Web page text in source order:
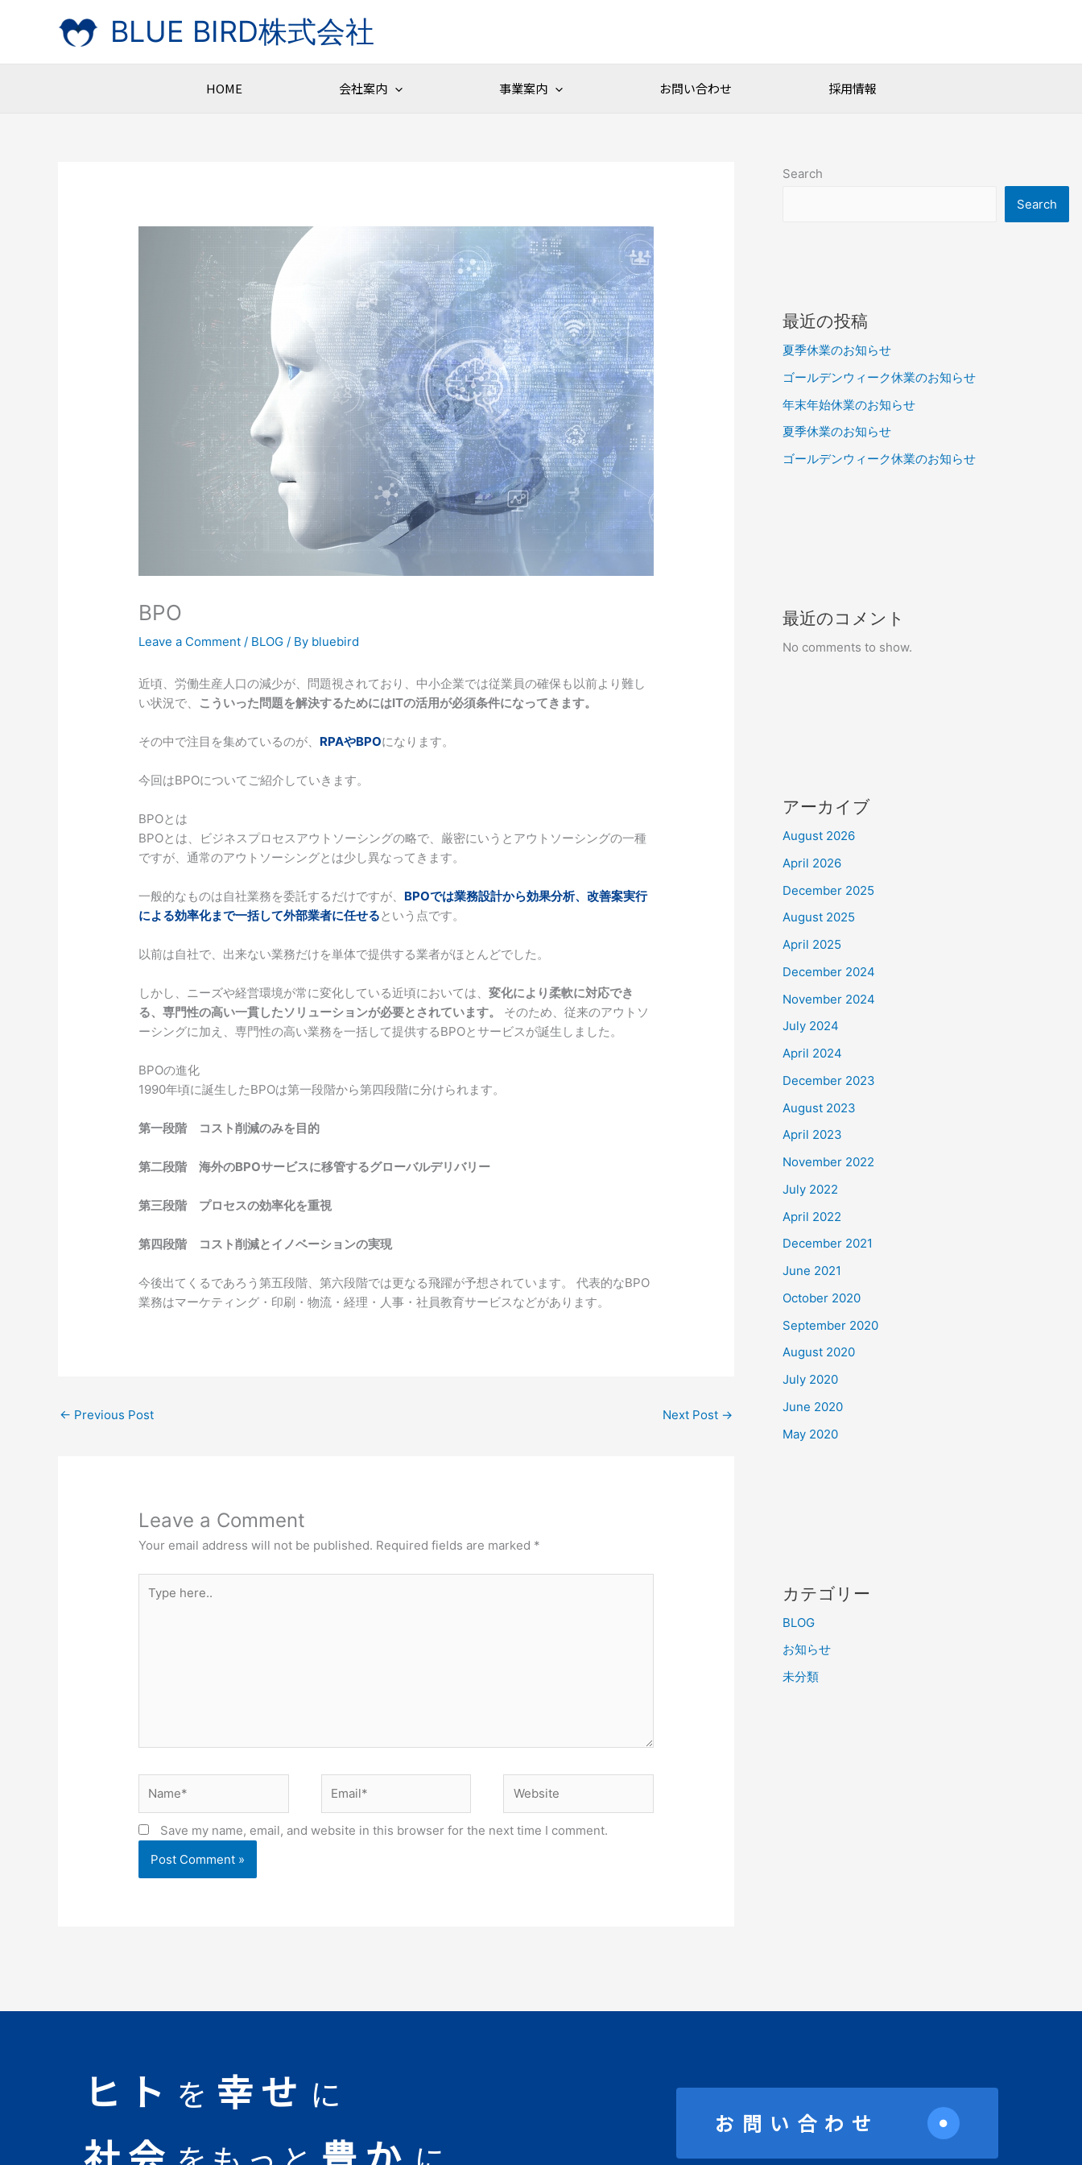
BLUE BIRD株式会社
HOME 会社案内 事業案内 お問い合わせ 採用情報
BPO
Leave a Comment / BLOG / By bluebird
近頃、労働生産人口の減少が、問題視されており、中小企業では従業員の確保も以前より難し
い状況で、
こういった問題を解決するためにはITの活用が必須条件になってきます。
その中で注目を集めているのが、 RPAやBPOになります。
今回はBPOについてご紹介していきます。
BPOとは
BPOとは、ビジネスプロセスアウトソーシングの略で、厳密にいうとアウトソーシングの一種
ですが、通常のアウトソーシングとは少し異なってきます。
一般的なものは自社業務を委託するだけですが、 BPOでは業務設計から効果分析、改善案実行
による効率化まで一括して外部業者に任せるという点です。
以前は自社で、出来ない業務だけを単体で提供する業者がほとんどでした。
しかし、ニーズや経営環境が常に変化している近頃においては、変化により柔軟に対応でき
る、専門性の高い一貫したソリューションが必要とされています。
そのため、従来のアウトソ
ーシングに加え、専門性の高い業務を一括して提供するBPOとサービスが誕生しました。
BPOの進化
1990年頃に誕生したBPOは第一段階から第四段階に分けられます。
第一段階 コスト削減のみを目的
第二段階 海外のBPOサービスに移管するグローバルデリバリー
第三段階 プロセスの効率化を重視
第四段階 コスト削減とイノベーションの実現
今後出てくるであろう第五段階、第六段階では更なる飛躍が予想されています。 代表的なBPO
業務はマーケティング・印刷・物流・経理・人事・社員教育サービスなどがあります。
← Previous Post Next Post →
Leave a Comment
Your email address will not be published. Required fields are marked *
here..
Save my name, email, and website in this browser for the next time I comment.
Search
Search
最近の投稿
夏季休業のお知らせ
ゴールデンウィーク休業のお知らせ
年末年始休業のお知らせ
夏季休業のお知らせ
ゴールデンウィーク休業のお知らせ
最近のコメント
No comments to show.
アーカイブ
August 2026
April 2026
December 2025
August 2025
April 2025
December 2024
November 2024
July 2024
April 2024
December 2023
August 2023
April 2023
November 2022
July 2022
April 2022
December 2021
June 2021
October 2020
September 2020
August 2020
July 2020
June 2020
May 2020
カテゴリー
BLOG
お知らせ
未分類
ヒト を 幸せ に
お問い合わせ ●